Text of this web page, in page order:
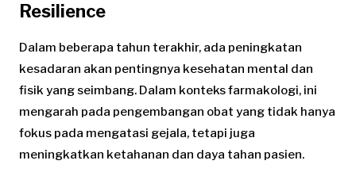
Resilience
Dalam beberapa tahun terakhir, ada peningkatan
kesadaran akan pentingnya kesehatan mental dan
fisik yang seimbang. Dalam konteks farmakologi, ini
mengarah pada pengembangan obat yang tidak hanya
fokus pada mengatasi gejala, tetapi juga
meningkatkan ketahanan dan daya tahan pasien.